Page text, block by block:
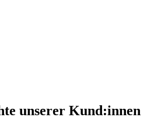
unserer Kund:innen